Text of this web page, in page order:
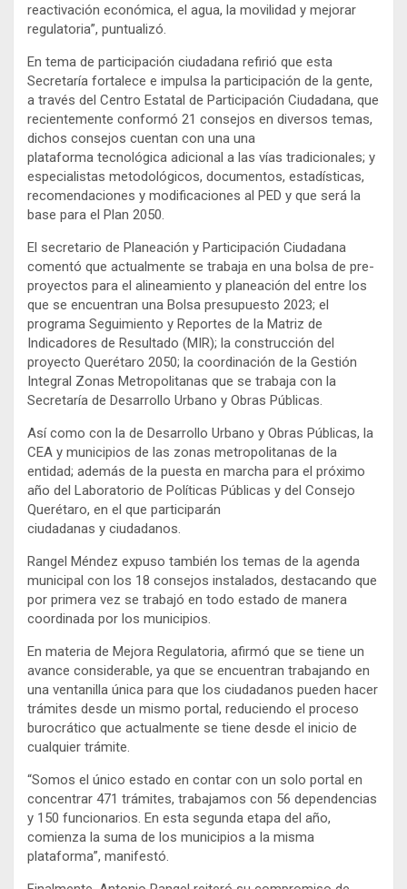
reactivación económica, el agua, la movilidad y mejorar
regulatoria”, puntualizó.
En tema de participación ciudadana refirió que esta
Secretaría fortalece e impulsa la participación de la gente,
a través del Centro Estatal de Participación Ciudadana, que
recientemente conformó 21 consejos en diversos temas,
dichos consejos cuentan con una una
plataforma tecnológica adicional a las vías tradicionales; y
especialistas metodológicos, documentos, estadísticas,
recomendaciones y modificaciones al PED y que será la
base para el Plan 2050.
El secretario de Planeación y Participación Ciudadana
comentó que actualmente se trabaja en una bolsa de pre-
proyectos para el alineamiento y planeación del entre los
que se encuentran una Bolsa presupuesto 2023; el
programa Seguimiento y Reportes de la Matriz de
Indicadores de Resultado (MIR); la construcción del
proyecto Querétaro 2050; la coordinación de la Gestión
Integral Zonas Metropolitanas que se trabaja con la
Secretaría de Desarrollo Urbano y Obras Públicas.
Así como con la de Desarrollo Urbano y Obras Públicas, la
CEA y municipios de las zonas metropolitanas de la
entidad; además de la puesta en marcha para el próximo
año del Laboratorio de Políticas Públicas y del Consejo
Querétaro, en el que participarán
ciudadanas y ciudadanos.
Rangel Méndez expuso también los temas de la agenda
municipal con los 18 consejos instalados, destacando que
por primera vez se trabajó en todo estado de manera
coordinada por los municipios.
En materia de Mejora Regulatoria, afirmó que se tiene un
avance considerable, ya que se encuentran trabajando en
una ventanilla única para que los ciudadanos pueden hacer
trámites desde un mismo portal, reduciendo el proceso
burocrático que actualmente se tiene desde el inicio de
cualquier trámite.
“Somos el único estado en contar con un solo portal en
concentrar 471 trámites, trabajamos con 56 dependencias
y 150 funcionarios. En esta segunda etapa del año,
comienza la suma de los municipios a la misma
plataforma”, manifestó.